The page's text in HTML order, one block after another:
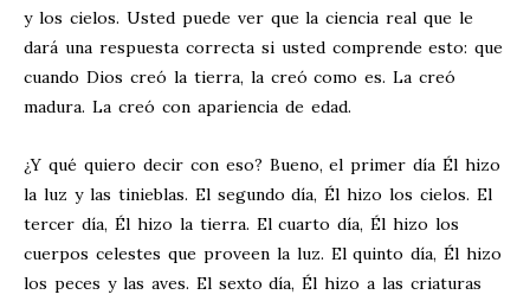
y los cielos. Usted puede ver que la ciencia real que le
dará una respuesta correcta si usted comprende esto: que
cuando Dios creó la tierra, la creó como es. La creó
madura. La creó con apariencia de edad.
¿Y qué quiero decir con eso? Bueno, el primer día Él hizo
la luz y las tinieblas. El segundo día, Él hizo los cielos. El
tercer día, Él hizo la tierra. El cuarto día, Él hizo los
cuerpos celestes que proveen la luz. El quinto día, Él hizo
los peces y las aves. El sexto día, Él hizo a las criaturas